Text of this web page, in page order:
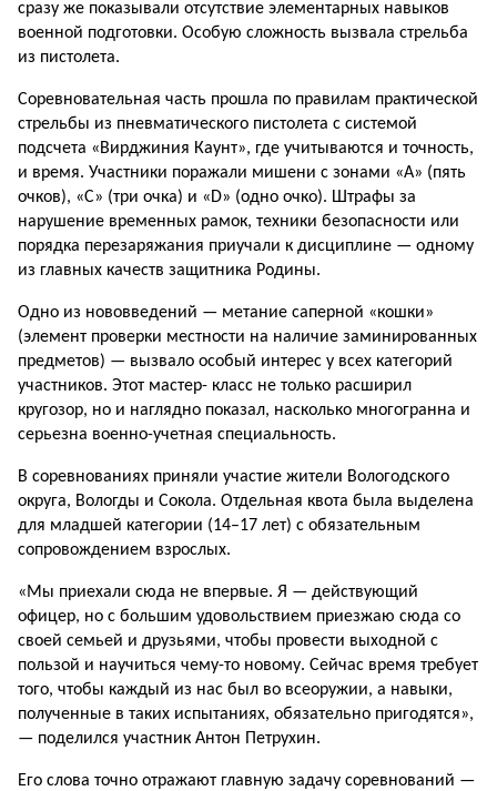
сразу же показывали отсутствие элементарных на­выков
военной подготовки. Особую сложность вызвала стрельба
из пистолета.
Соревновательная часть прошла по правилам практи­ческой
стрельбы из пневмати­ческого пистолета с системой
подсчета «Вирджиния Каунт», где учитываются и точность,
и время. Участники поражали мишени с зонами «А» (пять
оч­ков), «С» (три очка) и «D» (одно очко). Штрафы за
нарушение временных рамок, техники без­опасности или
порядка пере­заряжания приучали к дисци­плине — одному
из главных качеств защитника Родины.
Одно из нововведений — метание саперной «кошки»
(элемент проверки местности на наличие заминированных
предметов) — вызвало осо­бый интерес у всех катего­рий
участников. Этот мастер- класс не только расширил
кругозор, но и наглядно по­казал, насколько многогранна и
серьезна военно-учетная специальность.
В соревнованиях приняли участие жители Вологодско­го
округа, Вологды и Сокола. Отдельная квота была выде­лена
для младшей категории (14–17 лет) с обязательным
сопровождением взрослых.
«Мы приехали сюда не впервые. Я — действующий
офицер, но с большим удо­вольствием приезжаю сюда со
своей семьей и друзьями, чтобы провести выходной с
пользой и научиться чему-то новому. Сейчас время требу­ет
того, чтобы каждый из нас был во всеоружии, а навыки,
полученные в таких испытани­ях, обязательно пригодятся»,
— поделился участник Антон Петрухин.
Его слова точно отражают главную задачу соревнований —